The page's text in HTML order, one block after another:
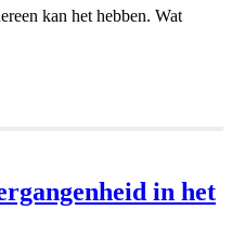
kan het hebben. Wat
in het